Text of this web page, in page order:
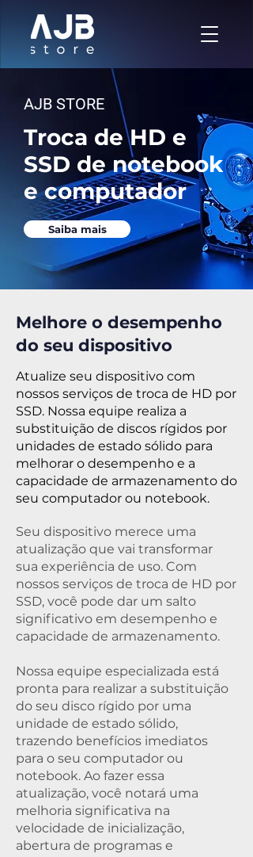
AJB STORE
Troca de HD e
SSD de notebook
e computador
Saiba mais
Melhore o desempenho
do seu dispositivo
Atualize seu dispositivo com
nossos serviços de troca de HD por
SSD. Nossa equipe realiza a
substituição de discos rígidos por
unidades de estado sólido para
melhorar o desempenho e a
capacidade de armazenamento do
seu computador ou notebook.
Seu dispositivo merece uma
atualização que vai transformar
sua experiência de uso. Com
nossos serviços de troca de HD por
SSD, você pode dar um salto
significativo em desempenho e
capacidade de armazenamento.
Nossa equipe especializada está
pronta para realizar a substituição
do seu disco rígido por uma
unidade de estado sólido,
trazendo benefícios imediatos
para o seu computador ou
notebook. Ao fazer essa
atualização, você notará uma
melhoria significativa na
velocidade de inicialização,
abertura de programas e